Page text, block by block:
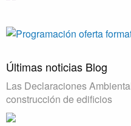
Últimas noticias Blog
Las Declaraciones
construcción de edificios